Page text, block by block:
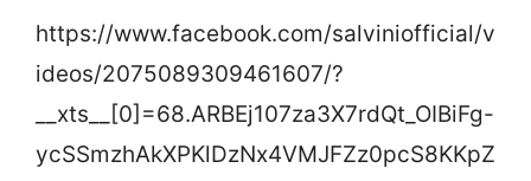
https://www.facebook.com/salviniofficial/v
ideos/2075089309461607/?
__xts__[0]=68.ARBEj107za3X7rdQt_OIBiFg-
ycSSmzhAkXPKlDzNx4VMJFZz0pcS8KKpZ